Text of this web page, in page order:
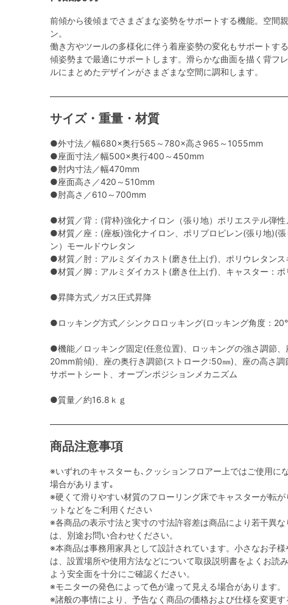
前傾から後傾までさまざまな姿勢をサポートする機能。空間
ン。
働き方やツールの多様化に伴う着座姿勢の変化もサポートす
傾姿勢まで最適にサポートします。滑らかな曲面を描く背フ
ルにまとめたデザインがさまざまな空間に調和します。
サイズ・重量・材質
●外寸法／幅680×奥行565～780×高さ965～1055mm
●座面寸法／幅500×奥行400～450mm
●肘内寸法／幅470mm
●座面高さ／420～510mm
●肘高さ／610～700mm
●材質／背：(背枠)強化ナイロン（張り地）ポリエステル弾性
●材質／座：(座板)強化ナイロン、ポリプロピレン(張り地)(
ン）モールドウレタン
●材質／肘：アルミダイカスト(磨き仕上げ)、ポリウレタンス
●材質／脚：アルミダイカスト(磨き仕上げ)、キャスター：ポ
●昇降方式／ガス圧式昇降
●ロッキング方式／シンクロロッキング(ロッキング角度：
●機能／ロッキング固定(任意位置)、ロッキングの強さ調節
20mm前傾)、座の奥行き調節(ストローク:50㎜)、座の高さ
サポートシート、オープンポジションメカニズム
●質量／約16.8ｋｇ
商品注意事項
※いずれのキャスターも､クッションフロアー上ではご使用に
場合があります｡
※硬くて滑りやすい材質のフローリング床でキャスターが転
ットなどをご利用ください
※各商品の表示寸法と実寸の寸法許容差は商品により若干異
は、別途お問い合わせください。
※本商品は事務用家具として設計されています。小さなお子
は、設置場所や使用方法などについて取扱説明書をよくお読
よう安全面を十分にご確認ください。
※モニターの発色によって色が違って見える場合があります。
※諸般の事情により、予告なく商品の価格および仕様を変更